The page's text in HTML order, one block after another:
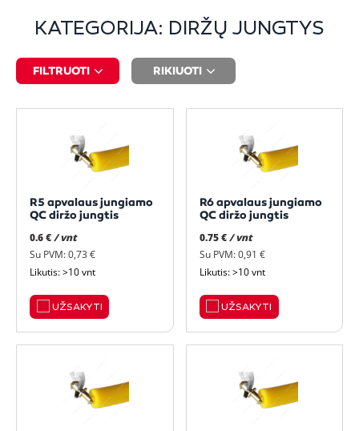
KATEGORIJA: DIRŽŲ JUNGTYS
FILTRUOTI RIKIUOTI
R5 apvalaus jungiamo
QC diržo jungtis
0.6 €/ vnt
Su PVM: 0,73 €
Likutis: >10 vnt
UŽSAKYTI
R6 apvalaus jungiamo
QC diržo jungtis
0.75 € / vnt
Su PVM: 0,91 €
Likutis: >10 vnt
UŽSAKYTI